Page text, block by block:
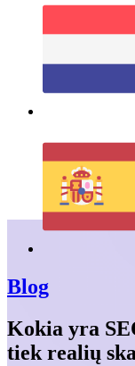
Blog
Kokia yra
tiek realių